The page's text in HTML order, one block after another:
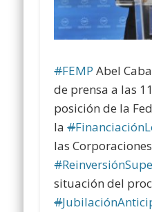
#FEMP Abel
de prensa a las
posición de la
la#
las
#
situación del
#